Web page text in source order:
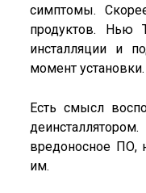
симптомы.
продуктов. Нью
инсталляции и
момент установки.
Есть смысл
вредоносное ПО,
им.